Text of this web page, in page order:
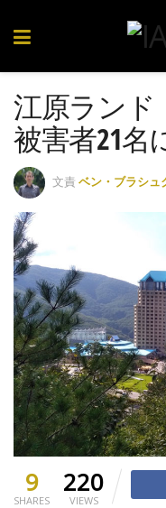
江原ラン
被害者21名
文責 ベン・ブラシュ
9
SHARES
220
VIEWS